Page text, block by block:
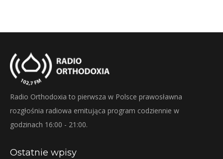
Radio Orthodoxia to pierwsza w Polsce prawosławna
rozgłośnia radiowa emitująca program codziennie w
godzinach 16:00 - 21:00.
Ostatnie wpisy